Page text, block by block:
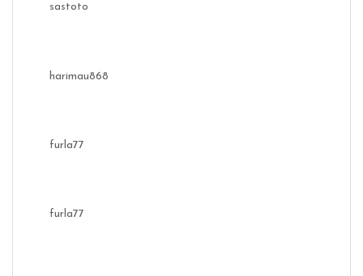
sastoto
harimau868
furla77
furla77